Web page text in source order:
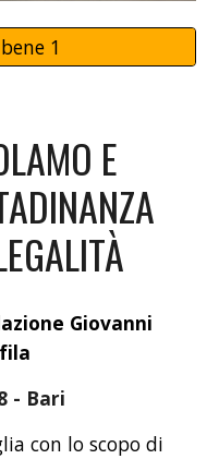
1
E
Giovanni
- Bari
con lo scopo di